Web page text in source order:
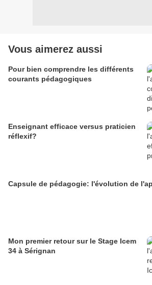
Vous aimerez aussi
Pour bien comprendre les différents
courants pédagogiques
Enseignant efficace versus praticien
réflexif?
Capsule de pédagogie: l'évolution de
Mon premier retour sur le Stage Icem
34 à Sérignan